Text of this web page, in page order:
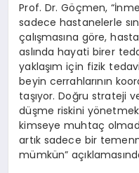
Prof. Dr. Göçmen,
sadece hastanelerle
çalışmasına göre,
aslında hayati birer
yaklaşım için fizik
beyin cerrahlarının
taşıyor. Doğru strateji
düşme riskini
kimseye muhtaç
artık sadece bir
mümkün”